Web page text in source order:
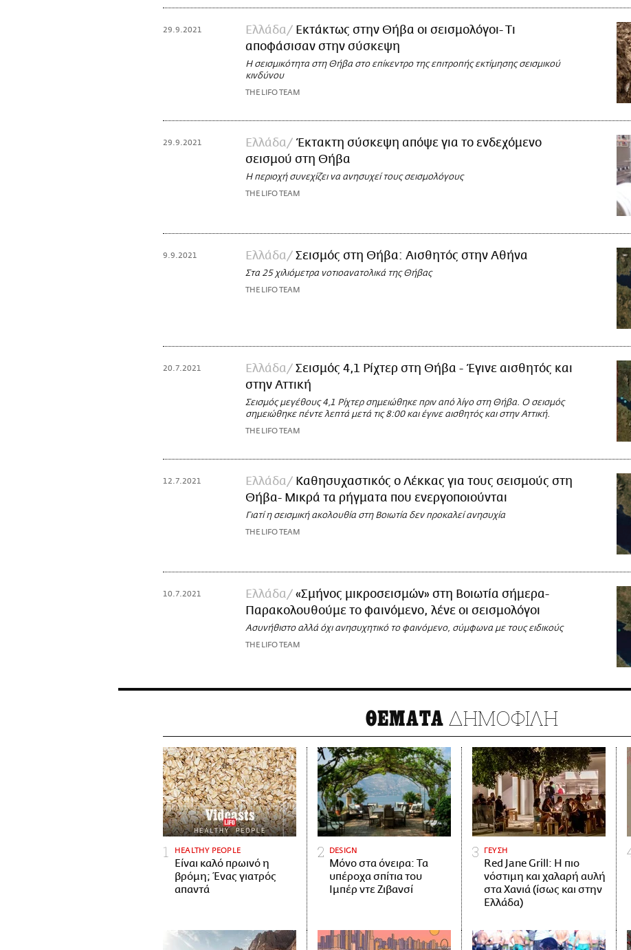
29.9.2021 Ελλάδα
Εκτάκτως στην Θήβα οι σεισμολόγοι- Τι
αποφάσισαν στην σύσκεψη
H σεισμικότητα στη Θήβα στο επίκεντρο της επιτροπής εκτίμησης σεισμικού
κινδύνου
THE LIFO TEAM
29.9.2021 Ελλάδα
Έκτακτη σύσκεψη απόψε για το ενδεχόμενο
σεισμού στη Θήβα
Η περιοχή συνεχίζει να ανησυχεί τους σεισμολόγους
THE LIFO TEAM
9.9.2021 Ελλάδα Σεισμός στη Θήβα: Αισθητός στην Αθήνα
Στα 25 χιλιόμετρα νοτιοανατολικά της Θήβας
THE LIFO TEAM
20.7.2021 Ελλάδα
Σεισμός 4,1 Ρίχτερ στη Θήβα - Έγινε αισθητός και
στην Αττική
Σεισμός μεγέθους 4,1 Ρίχτερ σημειώθηκε πριν από λίγο στη Θήβα. Ο σεισμός
σημειώθηκε πέντε λεπτά μετά τις 8:00 και έγινε αισθητός και στην Αττική.
THE LIFO TEAM
12.7.2021 Ελλάδα
Καθησυχαστικός ο Λέκκας για τους σεισμούς στη
Θήβα- Μικρά τα ρήγματα που ενεργοποιούνται
Γιατί η σεισμική ακολουθία στη Βοιωτία δεν προκαλεί ανησυχία
THE LIFO TEAM
10.7.2021 Ελλάδα
«Σμήνος μικροσεισμών» στη Βοιωτία σήμερα-
Παρακολουθούμε το φαινόμενο, λένε οι σεισμολόγοι
Ασυνήθιστο αλλά όχι ανησυχητικό το φαινόμενο, σύμφωνα με τους ειδικούς
THE LIFO TEAM
ΘΕΜΑΤΑ ΔΗΜΟΦΙΛΗ
HEALTHY PEOPLE
Είναι καλό πρωινό η
βρόμη; Ένας γιατρός
απαντά
DESIGN
Μόνο στα όνειρα: Τα
υπέροχα σπίτια του
Ιμπέρ ντε Ζιβανσί
ΓΕΥΣΗ
Red Jane Grill: Η πιο
νόστιμη και χαλαρή αυλή
στα Χανιά (ίσως και στην
Ελλάδα)